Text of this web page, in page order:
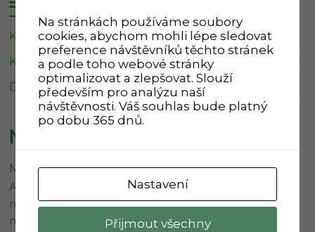
Kalendář Klevetov
Kalendář Zboněk
Další informace o svozu
Nejnovější komentáře
Martina:Úprava provozu 3. etapa
Ahoj Karle, prodloužení 2.etapy znamená, že se zatím
nic nemění. Ve třetí etapě je více změn, proto je odkaz
na…
Na stránkách používáme soubory
cookies, abychom mohli lépe sledovat
preference návštěvníků těchto stránek
a podle toho webové stránky
optimalizovat a zlepšovat. Slouží
především pro analýzu naší
návštěvnosti. Váš souhlas bude platný
po dobu 365 dnů.
Nastavení
Přijmout všechny